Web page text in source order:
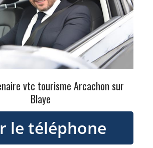
vtc tourisme Arcachon sur
Blaye